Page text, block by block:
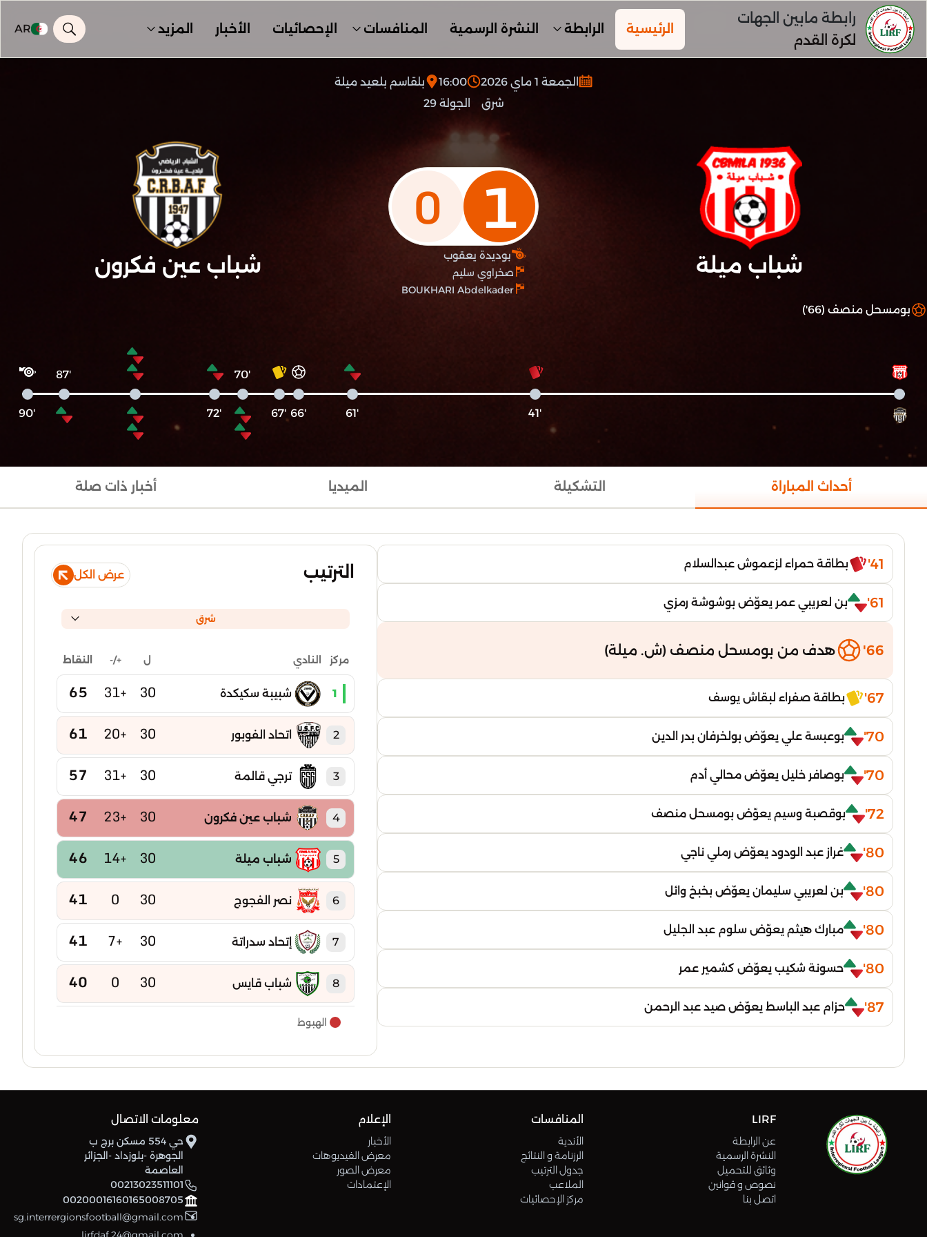
رابطة مابين الجهات
لكرة القدم
الرئيسية الرابطة النشرة الرسمية المنافسات الإحصائيات الأخبار المزيد AR
الجمعة 1 ماي 2026 16:00
بلقاسم بلعيد ميلة
شرق
الجولة 29
شباب ميلة
1
0
بوديدة يعقوب
صخراوي سليم
BOUKHARI Abdelkader
شباب عين فكرون
بومسحل منصف (66')
'41
'61
'66
'67
'70
'72
'87
'90
أحداث المباراة التشكيلة الميديا أخبار ذات صلة
41' بطاقة حمراء لزعموش عبدالسلام
61' بن لعريبي عمر يعوّض بوشوشة رمزي
66' هدف من بومسحل منصف (ش. ميلة)
67' بطاقة صفراء لبقاش يوسف
70' بوعبسة علي يعوّض بولخرفان بدر الدين
70' بوصافر خليل يعوّض محالي أدم
72' بوقصبة وسيم يعوّض بومسحل منصف
80' غراز عبد الودود يعوّض رملي ناجي
80' بن لعريبي سليمان يعوّض بخبخ وائل
80' مبارك هيثم يعوّض سلوم عبد الجليل
80' حسونة شكيب يعوّض كشمير عمر
87' حزام عبد الباسط يعوّض صيد عبد الرحمن
الترتيب عرض الكل
شرق
مركز النادي ل +/- النقاط
1 شبيبة سكيكدة 30
+31
65
2 اتحاد الفوبور 30
+20
61
3 ترجي قالمة 30
+31
57
4 شباب عين فكرون 30
+23
47
5 شباب ميلة 30
+14
46
6 نصر الفجوج 30
0
41
7 إتحاد سدراتة 30
+7
41
8 شباب قايس 30
0
40
9
10 امل عين مليلة 30
-5
39
30
-15
30
-6
30
-7
37
الهبوط
LIRF
عن الرابطة
النشرة الرسمية
وثائق للتحميل
نصوص و قوانين
اتصل بنا
المنافسات
الأندية
الرزنامة و النتائج
جدول الترتيب
الملاعب
مركز الإحصائيات
الإعلام
الأخبار
معرض الفيديوهات
معرض الصور
الإعتمادات
معلومات الاتصال
حي 554 مسكن برج ب
الجوهرة -بلوزداد -الجزائر
العاصمة
00213023511101
00200016160165008705
sg.interrergionsfootball@gmail.com